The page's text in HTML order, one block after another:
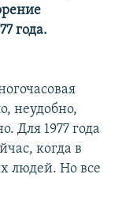
года.
неудобно,
Для 1977 года
когда в
людей. Но все